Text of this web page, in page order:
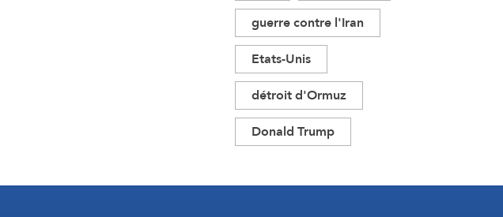
guerre contre l'Iran
Etats-Unis
détroit d'Ormuz
Donald Trump